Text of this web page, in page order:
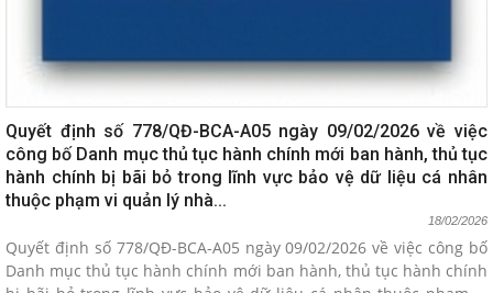
Quyết định số 778/QĐ-BCA-A05 ngày 09/02/2026 về việc
công bố Danh mục thủ tục hành chính mới ban hành, thủ tục
hành chính bị bãi bỏ trong lĩnh vực bảo vệ dữ liệu cá nhân
thuộc phạm vi quản lý nhà...
18/02/2026
Quyết định số 778/QĐ-BCA-A05 ngày 09/02/2026 về việc công bố
Danh mục thủ tục hành chính mới ban hành, thủ tục hành chính